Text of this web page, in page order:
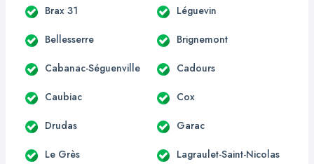
Brax 31 Léguevin
Bellesserre Brignemont
Cabanac-Séguenville Cadours
Caubiac Cox
Drudas Garac
Le Grès Lagraulet-Saint-Nicolas